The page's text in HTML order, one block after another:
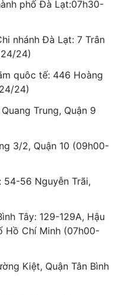
phố Đà Lạt:07h30-
nhánh Đà Lạt: 7 Trân
24)
quôc tế: 446 Hoàng
24)
Trung, Quận 9
3/2, Quận 10 (09h00-
54-56 Nguyễn Trãi,
Tây: 129-129A, Hậu
Hồ Chí Minh (07h00-
Kiệt, Quận Tân Bình